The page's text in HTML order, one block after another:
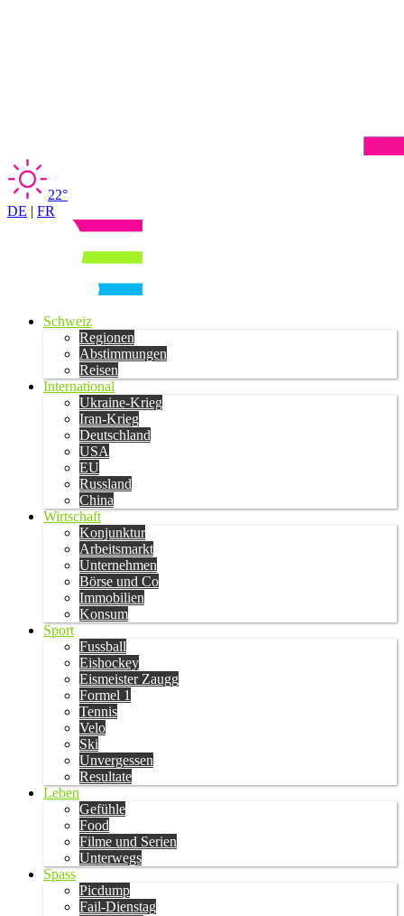
22°
DE | FR
Schweiz
Regionen
Abstimmungen
Reisen
International
Ukraine-Krieg
Iran-Krieg
Deutschland
USA
EU
Russland
China
Wirtschaft
Konjunktur
Arbeitsmarkt
Unternehmen
Börse und Co
Immobilien
Konsum
Sport
Fussball
Eishockey
Eismeister Zaugg
Formel 1
Tennis
Velo
Ski
Unvergessen
Resultate
Leben
Gefühle
Food
Filme und Serien
Unterwegs
Spass
Picdump
Fail-Dienstag